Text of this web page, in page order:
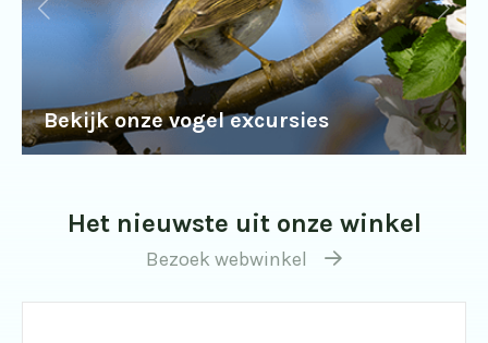
Bekijk onze vogel excursies
Het nieuwste uit onze winkel
Bezoek webwinkel